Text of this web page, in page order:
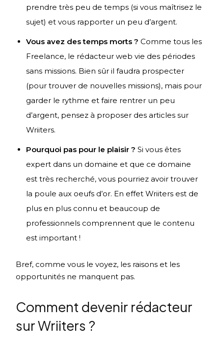
prendre très peu de temps (si vous maîtrisez le
sujet) et vous rapporter un peu d’argent.
Vous avez des temps morts ? Comme tous les
Freelance, le rédacteur web vie des périodes
sans missions. Bien sûr il faudra prospecter
(pour trouver de nouvelles missions), mais pour
garder le rythme et faire rentrer un peu
d’argent, pensez à proposer des articles sur
Wriiters.
Pourquoi pas pour le plaisir ? Si vous êtes
expert dans un domaine et que ce domaine
est très recherché, vous pourriez avoir trouver
la poule aux oeufs d’or. En effet Wriiters est de
plus en plus connu et beaucoup de
professionnels comprennent que le contenu
est important !
Bref, comme vous le voyez, les raisons et les
opportunités ne manquent pas.
Comment devenir rédacteur
sur Wriiters ?